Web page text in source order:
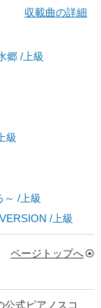
収載曲の詳細
郷 /上級
級
～ /上級
/上級
ページトップへ
公式ピアノスコ